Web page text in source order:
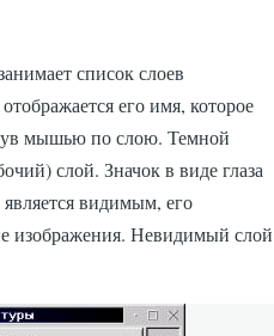
список слоев
его имя, которое
мышью по слою. Темной
слой. Значок в виде глаза
является видимым, его
изображения. Невидимый слой